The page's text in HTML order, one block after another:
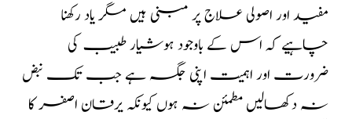
مفید اور اصولی علاج پر مبنی ہیں مگر یاد رکھنا
چاہیے کہ اس کے باوجود ہوشیار طبیب کی
ضرورت اور اہمیت اپنی جگہ ہے جب تک نبض
نہ دکھالیں مطمئن نہ ہوں کیونکہ یرقان اصفر کا